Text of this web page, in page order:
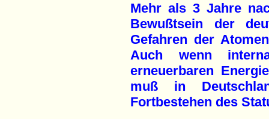
Mehr als 3 Jahre
Bewußtsein der
Gefahren der
Auch wenn
erneuerbaren
muß in
Fortbestehen des